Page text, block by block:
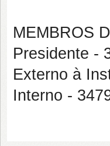
MEMBROS
Presidente -
Externo à
Interno -